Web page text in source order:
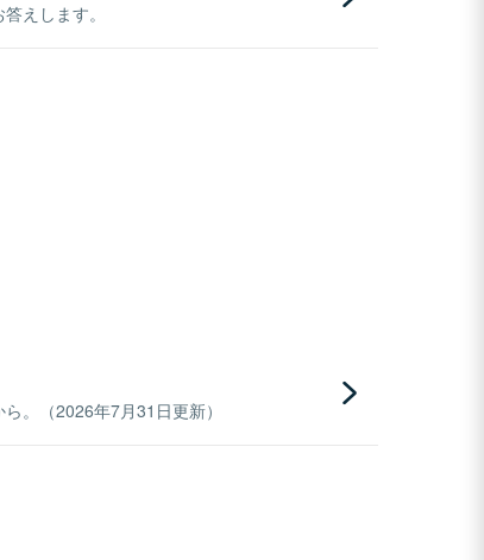
えします。
。（2026年7月31日更新）